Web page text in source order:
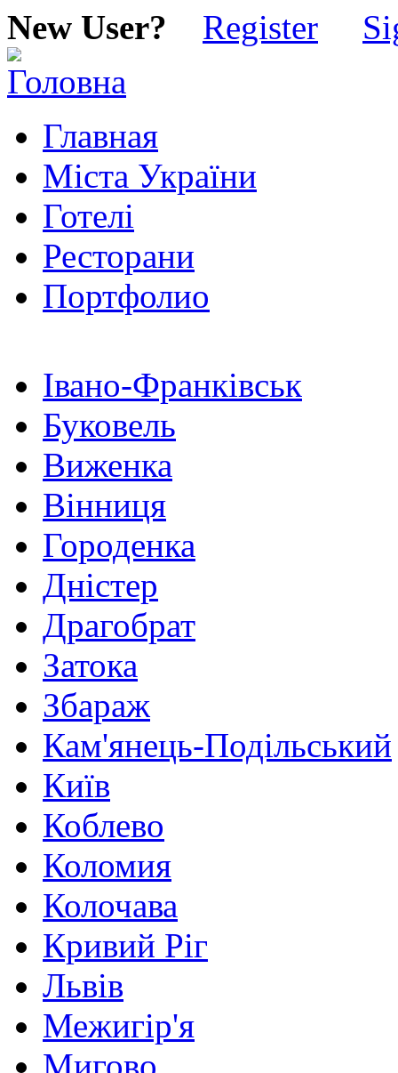
New User? Register
Главная
Міста України
Готелі
Ресторани
Портфолио
Івано-Франківськ
Буковель
Виженка
Вінниця
Городенка
Дністер
Драгобрат
Затока
Збараж
Кам'янець-Подільський
Київ
Коблево
Коломия
Колочава
Кривий Ріг
Львів
Межигір'я